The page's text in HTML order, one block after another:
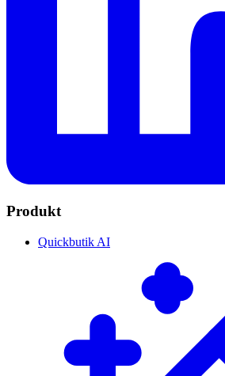
Produkt
Quickbutik AI